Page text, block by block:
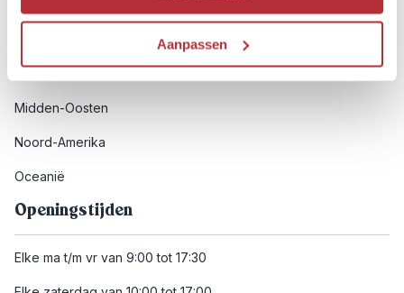
Aanpassen
Midden-Oosten
Noord-Amerika
Oceanië
Openingstijden
Elke ma t/m vr van 9:00 tot 17:30